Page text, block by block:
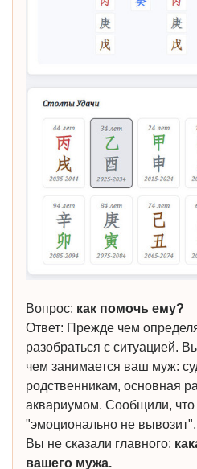
Вопрос: как помочь ему?
Ответ: Прежде чем
разобраться с ситуацией.
чем занимается ваш муж:
родственникам, основная
аквариумом. Сообщили, что
"эмоционально не
Вы не сказали главного:
вашего мужа.